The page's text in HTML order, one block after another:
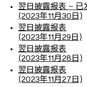
翌日披露报表 – 已
(2023年11月30日)
翌日披露报表
(2023年11月29日)
翌日披露报表
(2023年11月28日)
翌日披露报表
(2023年11月27日)